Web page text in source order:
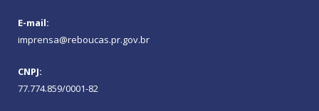
E-mail:
imprensa@reboucas.pr.gov.br
CNPJ:
77.774.859/0001-82